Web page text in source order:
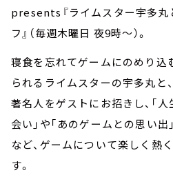
presents『ライムスター宇多丸
フ』（毎週木曜日 夜9時～）。
寝食を忘れてゲームにのめり込
られるライムスターの宇多丸と
著名人をゲストにお招きし、｢
会い｣や｢あのゲームとの思い
など、ゲームについて楽しく熱
す。